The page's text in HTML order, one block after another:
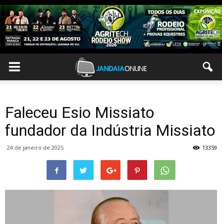
Faleceu Esio Missiato
fundador da Indústria Missiato
24 de janeiro de 2025 13359